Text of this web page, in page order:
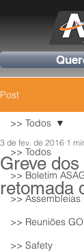
Post
>> Todos
>> Boletim
>> Assembleias
>> Reuniões
>> Safety
>> Todos
Greve
retomada
3 de fev. de 2016 1